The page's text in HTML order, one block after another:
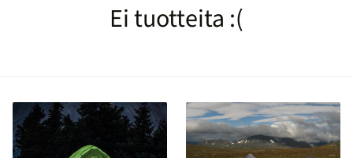
Ei tuotteita :(